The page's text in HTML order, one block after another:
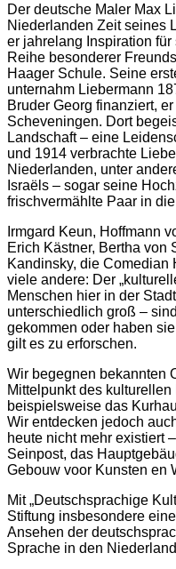
Der deutsche Maler Max
Niederlanden Zeit seines
er jahrelang Inspiration
Reihe besonderer
Haager Schule. Seine
unternahm Liebermann
Bruder Georg finanziert,
Scheveningen. Dort
Landschaft – eine
und 1914 verbrachte
Niederlanden, unter
Israëls – sogar seine
frischvermählte Paar in
Irmgard Keun, Hoffmann
Erich Kästner, Bertha von
Kandinsky, die Comedian
viele andere: Der
Menschen hier in der
unterschiedlich groß –
gekommen oder haben
gilt es zu erforschen.
Wir begegnen bekannten
Mittelpunkt des
beispielsweise das
Wir entdecken jedoch
heute nicht mehr existiert
Seinpost, das
Gebouw voor Kunsten en
Mit „Deutschsprachige
Stiftung insbesondere
Ansehen der
Sprache in den